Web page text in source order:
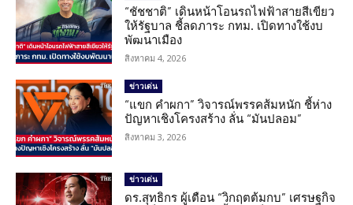
“ชัชชาติ” เดินหน้าโอนรถไฟฟ้าสายสีเขียว
ให้รัฐบาล ชี้ลดภาระ กทม. เปิดทางใช้งบ
พัฒนาเมือง
สิงหาคม 4, 2026
ข่าวเด่น
“แขก คำผกา” วิจารณ์พรรคส้มหนัก ชี้ห่าง
ปัญหาเชิงโครงสร้าง ลั่น “มันปลอม”
สิงหาคม 3, 2026
ข่าวเด่น
ดร.สุทธิกร ผู้เตือน “วิกฤตต้มกบ” เศรษฐกิจ